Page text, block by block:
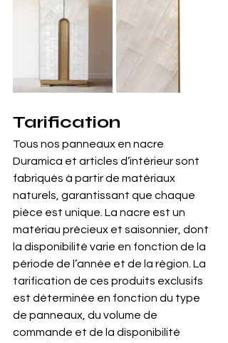
Tarification
Tous nos panneaux en nacre
Duramica et articles d’intérieur sont
fabriqués à partir de matériaux
naturels, garantissant que chaque
pièce est unique. La nacre est un
matériau précieux et saisonnier, dont
la disponibilité varie en fonction de la
période de l’année et de la région. La
tarification de ces produits exclusifs
est déterminée en fonction du type
de panneaux, du volume de
commande et de la disponibilité